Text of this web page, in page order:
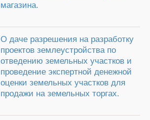
магазина.
О даче разрешения на разработку
проектов землеустройства по
отведению земельных участков и
проведение экспертной денежной
оценки земельных участков для
продажи на земельных торгах.